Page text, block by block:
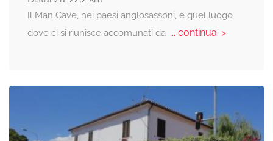
Il Man Cave, nei paesi anglosassoni, è quel luogo
dove ci si riunisce accomunati da ... continua: >